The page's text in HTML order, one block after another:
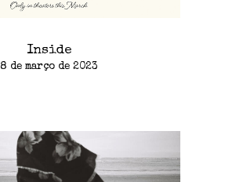
Inside
8 de março de 2023